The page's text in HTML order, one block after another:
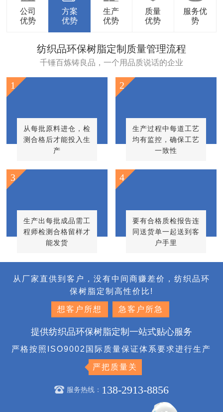
公司
优势
方案
优势
生产
优势
质量
优势
服务优
势
纺织品环保树脂定制质量管理流程
千锤百炼铸良品，一个用品质说话的企业
从每批原料进仓，检
测合格后才能投入生
产
1
生产过程中每道工艺
均有监控，确保工艺
一致性
2
生产出每批成品需工
程师检测合格留样才
能发货
3
要有合格质检报告连
同送货单一起送到客
户手里
4
从厂家直供到客户，没有中间商赚差价，纺织品环
保树脂定制高性价比!
想客户所想 急客户所急
提供纺织品环保树脂定制一站式贴心服务
严格按照ISO9002国际质量保证体系要求进行生产
严把质量关
服务热线： 138-2913-8856